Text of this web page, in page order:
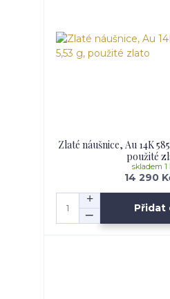
Zlaté náušnice, Au 14K
použité
14 290
skladem 1
Přidat